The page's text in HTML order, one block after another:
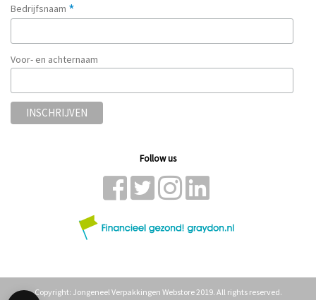
Bedrijfsnaam *
Voor- en achternaam
Follow us
Copyright: Jongeneel Verpakkingen Webstore 2019. All rights reserved.